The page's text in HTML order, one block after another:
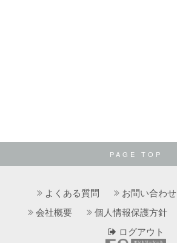
PAGE TOP
よくある質問 お問い合わせ
会社概要
個人情報保護方針
ログアウト